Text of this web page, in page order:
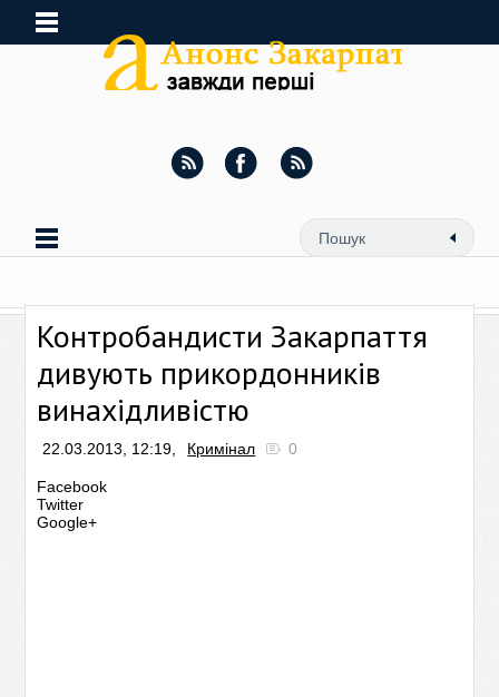
Контробандисти Закарпаття
дивують прикордонників
винахідливістю
22.03.2013, 12:19, Кримінал 0
Facebook
Twitter
Google+